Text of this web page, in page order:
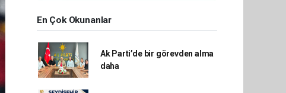
En Çok Okunanlar
Ak Parti’de bir görevden alma
daha